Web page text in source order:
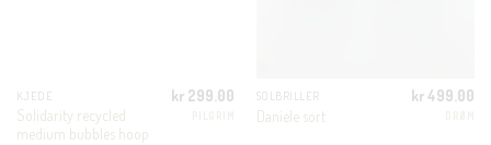
KJEDE
Solidarity recycled
medium bubbles hoop
kr 299.00 SOLBRILLER
Daniele sort
kr499.00
En liten velkomstgave til deg! ❤️